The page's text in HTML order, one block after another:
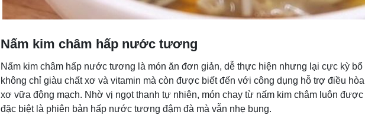
Nấm kim châm hấp nước tương
Nấm kim châm hấp nước tương là món ăn đơn giản, dễ thực hiện nhưng lại cực kỳ
không chỉ giàu chất xơ và vitamin mà còn được biết đến với công dụng hỗ trợ điều
xơ vữa động mạch. Nhờ vị ngọt thanh tự nhiên, món chay từ nấm kim châm luôn
đặc biệt là phiên bản hấp nước tương đậm đà mà vẫn nhẹ bụng.